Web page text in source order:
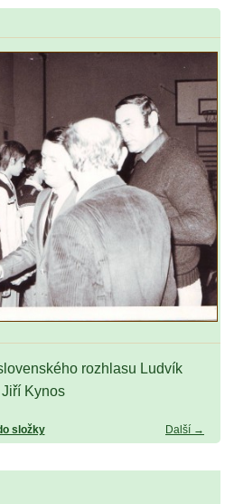
rozhlasu Ludvík
Kynos
Další →
složky